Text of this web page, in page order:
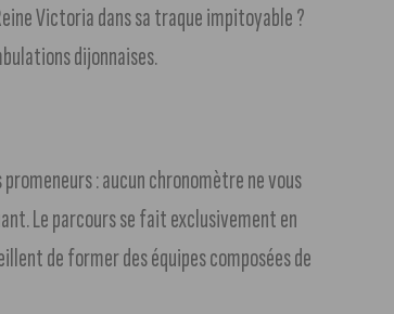
Victoria dans sa traque impitoyable ?
dijonnaises.
: aucun chronomètre ne vous
Le parcours se fait exclusivement en
de former des équipes composées de